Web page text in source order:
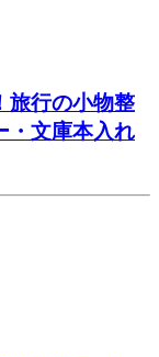
旅行の小物整
・文庫本入れ